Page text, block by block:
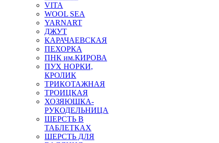
VITA
WOOL SEA
YARNART
ДЖУТ
КАРАЧАЕВСКАЯ
ПЕХОРКА
ПНК им.КИРОВА
ПУХ НОРКИ,
КРОЛИК
ТРИКОТАЖНАЯ
ТРОИЦКАЯ
ХОЗЯЮШКА-
РУКОДЕЛЬНИЦА
ШЕРСТЬ В
ТАБЛЕТКАХ
ШЕРСТЬ ДЛЯ